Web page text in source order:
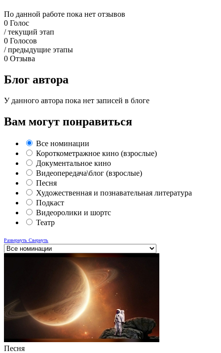
По данной работе пока нет отзывов
0 Голос
/ текущий этап
0 Голосов
/ предыдущие этапы
0 Отзыва
Блог автора
У данного автора пока нет записей в блоге
Вам могут понравиться
Все номинации
Короткометражное кино (взрослые)
Документальное кино
Видеопередача\блог (взрослые)
Песня
Художественная и познавательная литература
Подкаст
Видеоролики и шортс
Театр
Развернуть Свернуть
Песня